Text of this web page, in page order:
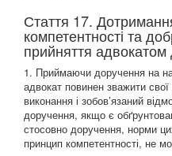
Стаття 17.
компетентності та
прийняття адвокатом
1. Приймаючи доручення на
адвокат повинен зважити
виконання і зобов’язаний
доручення, якщо є
стосовно доручення, норми
принцип компетентності, не